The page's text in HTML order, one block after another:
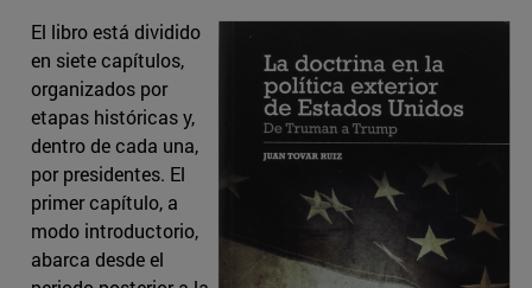
El libro está dividido
en siete capítulos,
organizados por
etapas históricas y,
dentro de cada una,
por presidentes. El
primer capítulo, a
modo introductorio,
abarca desde el